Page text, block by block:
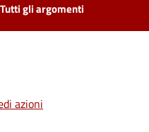
Tutti gli argomenti
azioni